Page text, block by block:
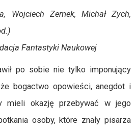
Wojciech Zemek, Michał Zych,
Fantastyki Naukowej
po sobie nie tylko imponujący
bogactwo opowieści, anegdot i
mieli okazję przebywać w jego
osoby, które znały pisarza